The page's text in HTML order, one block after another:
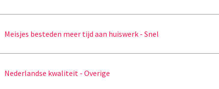
Meisjes besteden meer tijd aan huiswerk - Snel
Nederlandse kwaliteit - Overige